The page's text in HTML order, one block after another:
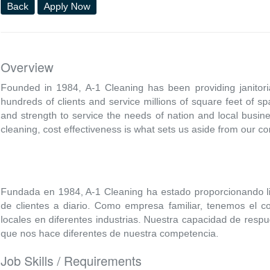
Back Apply Now
Overview
Founded in 1984, A-1 Cleaning has been providing
hundreds of clients and service millions of square feet of
and strength to service the needs of nation and local
cleaning, cost effectiveness is what sets us aside from our
Fundada en 1984, A-1 Cleaning ha estado
de clientes a diario. Como empresa familiar, tenemos el
locales en diferentes industrias. Nuestra capacidad de
que nos hace diferentes de nuestra competencia.
Job Skills / Requirements